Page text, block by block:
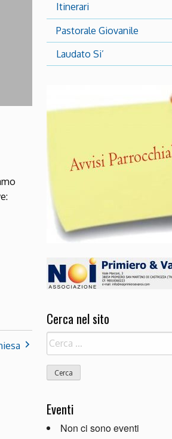
Itinerari
Pastorale Giovanile
Laudato Si’
Cerca nel sito
Ricerca
per:
Eventi
Non ci sono eventi